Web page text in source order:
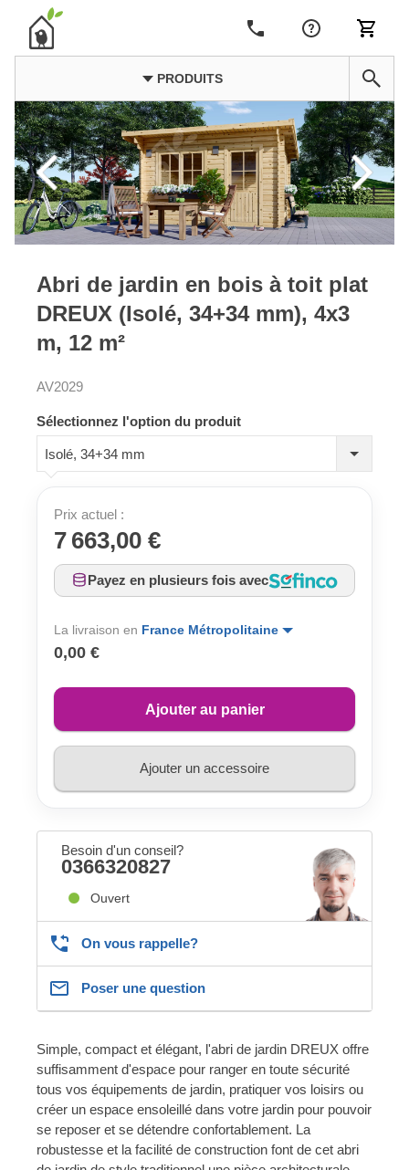
PRODUITS
Abri de jardin en bois à toit plat
DREUX (Isolé, 34+34 mm), 4x3
m, 12 m²
AV2029
Sélectionnez l'option du produit
Isolé, 34+34 mm
Prix actuel :
7 663,00 €
Payez en plusieurs fois avec
La livraison en France Métropolitaine
0,00 €
Ajouter au panier
Ajouter un accessoire
Besoin d'un conseil?
0366320827
Ouvert
On vous rappelle?
Poser une question
Simple, compact et élégant, l'abri de jardin DREUX offre
suffisamment d'espace pour ranger en toute sécurité
tous vos équipements de jardin, pratiquer vos loisirs ou
créer un espace ensoleillé dans votre jardin pour pouvoir
se reposer et se détendre confortablement. La
robustesse et la facilité de construction font de cet abri